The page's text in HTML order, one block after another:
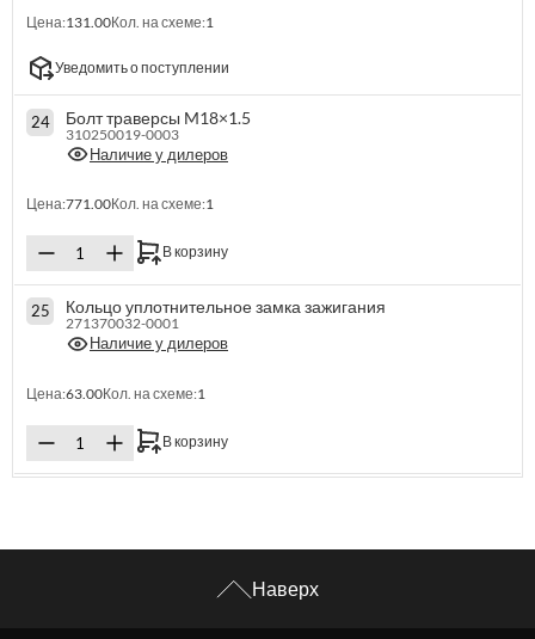
Цена:131.00Кол. на схеме:1
Уведомить о поступлении
24 Болт траверсы M18×1.5
310250019-0003
Наличие у дилеров
Цена:771.00Кол. на схеме:1
В корзину
25 Кольцо уплотнительное замка зажигания
271370032-0001
Наличие у дилеров
Цена:63.00Кол. на схеме:1
В корзину
Наверх